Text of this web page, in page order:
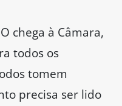
chega à Câmara,
todos os
tomem
precisa ser lido